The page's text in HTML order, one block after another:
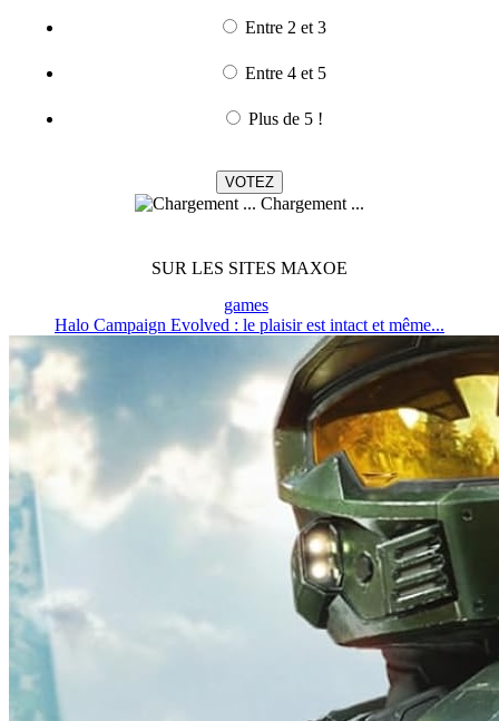
Entre 2 et 3
Entre 4 et 5
Plus de 5 !
Chargement ...
SUR LES SITES MAXOE
games
Halo Campaign Evolved : le plaisir est intact et même...